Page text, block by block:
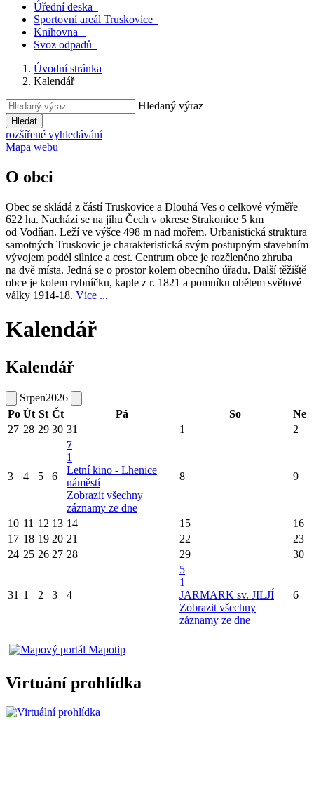
Úřední deska
Sportovní areál Truskovice
Knihovna
Svoz odpadů
Úvodní stránka
Kalendář
Hledaný výraz
Hledat
rozšířené vyhledávání
Mapa webu
O obci
Obec se skládá z částí Truskovice a Dlouhá Ves o celkové výměře
622 ha. Nachází se na jihu Čech v okrese Strakonice 5 km
od Vodňan. Leží ve výšce 498 m nad mořem. Urbanistická struktura
samotných Truskovic je charakteristická svým postupným stavebním
vývojem podél silnice a cest. Centrum obce je rozčleněno zhruba
na dvě místa. Jedná se o prostor kolem obecního úřadu. Další těžiště
obce je kolem rybníčku, kaple z r. 1821 a pomníku obětem světové
války 1914-18. Více ...
Kalendář
Kalendář
Srpen2026
Po Út St Čt Pá So
Ne
27 28 29 30 31 1 2
3 4 5 6
7
1
Letní kino - Lhenice
náměstí
Zobrazit všechny
záznamy ze dne
8 9
10 11 12 13 14 15
16
17 18 19 20 21 22
23
24 25 26 27 28 29 30
31 1 2 3 4
5
1
JARMARK sv. JILJÍ
Zobrazit všechny
záznamy ze dne
6
Virtuání prohlídka